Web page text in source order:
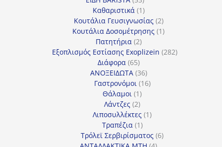
προϊόντα
Καθαριστικά 11
προϊόν
Κουτάλια Γευσιγνωσίας 22
προϊόντα
Κουτάλια Δοσομέτρησης 11
Πατητήρια 22
προϊόντα
Εξοπλισμός Εστίασης Exoplizein 282282
Διάφορα 6565
προϊόντα
ΑΝΟΞΕΙΔΩΤΑ 3636
προϊόντα
Γαστρονόμοι 1616
Θάλαμοι 11
προϊόν
Λάντζες 22
προϊόντα
Λιποσυλλέκτες 11
Τραπέζια 11
προϊόν
Τρόλεϊ Σερβιρίσματος 66